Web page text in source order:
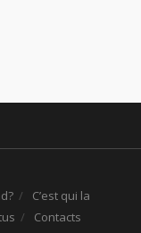
C’est qui la
Contacts